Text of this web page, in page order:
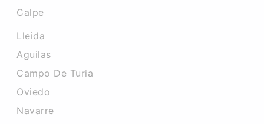
Calpe
Lleida
Aguilas
Campo De Turia
Oviedo
Navarre